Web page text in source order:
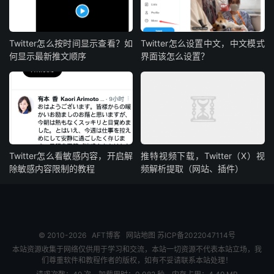
Twitter怎么按时间显示查看？如
何显示最新推文顺序
Twitter怎么设置中文，中文模式
界面该怎么设置？
Twitter怎么看敏感内容，开启解
除敏感内容限制的教程
推特视频下载，Twitter（X）视
频解析提取（网站、插件）
© 2010-2026 AFT博客 网站地图 苏ICP备2022047114号
本站资源收集于网络仅供用于学习和交流，本站一切资源不代表本站立场，我
们尊重软件和教程作者的版权，如有不妥请联系本站处理！